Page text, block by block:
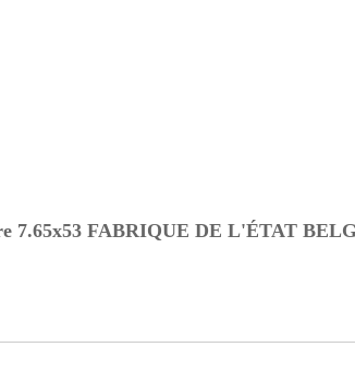
7.65x53 FABRIQUE DE L'ÉTAT